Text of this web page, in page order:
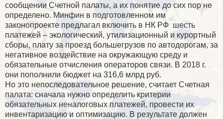
сообщении Счетной палаты, а их понятие до сих пор не
определено. Минфин в подготовленном им
законопроекте предлагал включить в НК РФ шесть
платежей – экологический, утилизационный и курортный
сборы, плату за проезд большегрузов по автодорогам, за
негативное воздействие на окружающую среду и
обязательные отчисления операторов связи. В 2018 г.
они пополнили бюджет на 316,6 млрд руб.
Но это непоследовательное решение, считает Счетная
палата: сначала нужно определить критерии
обязательных неналоговых платежей, провести их
инвентаризацию и оптимизацию. В результате должен